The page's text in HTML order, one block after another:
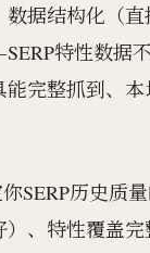
据结构化（
特性数据
完整抓到、本
SERP历史
、特性覆盖完